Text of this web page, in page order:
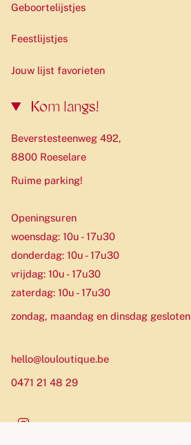
Geboortelijstjes
Feestlijstjes
Jouw lijst favorieten
Kom langs!
Beverstesteenweg 492,
8800 Roeselare
Ruime parking!
Openingsuren
woensdag: 10u - 17u30
donderdag: 10u - 17u30
vrijdag: 10u - 17u30
zaterdag: 10u - 17u30
zondag, maandag en dinsdag gesloten
hello@louloutique.be
0471 21 48 29
Instagram